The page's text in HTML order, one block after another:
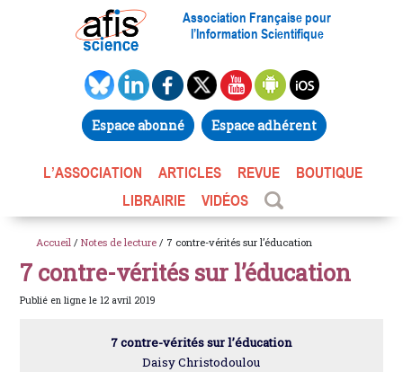
Association Française pour
l’Information Scientifique
Espace abonné Espace adhérent
L’ASSOCIATION ARTICLES REVUE
BOUTIQUE
LIBRAIRIE
VIDÉOS
Accueil / Notes de lecture / 7 contre-vérités sur l’éducation
7 contre-vérités sur l’éducation
Publié en ligne le 12 avril 2019
7 contre-vérités sur l’éducation
Daisy Christodoulou